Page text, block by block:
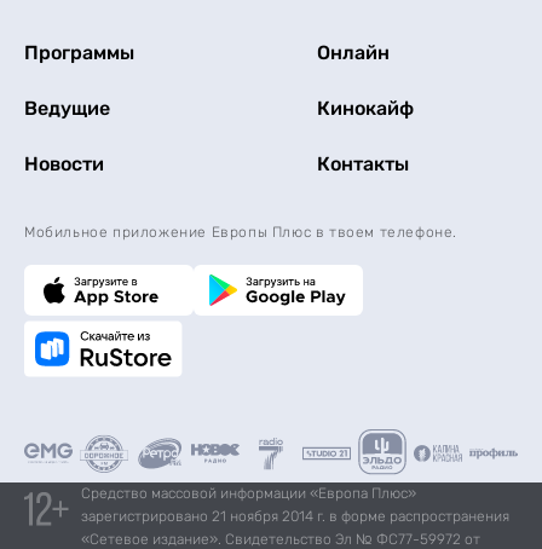
Программы Онлайн
Ведущие Кинокайф
Новости Контакты
Мобильное приложение Европы Плюс в твоем телефоне.
Средство массовой информации «Европа Плюс»
зарегистрировано 21 ноября 2014 г. в форме распространения
«Сетевое издание». Свидетельство Эл № ФС77-59972 от